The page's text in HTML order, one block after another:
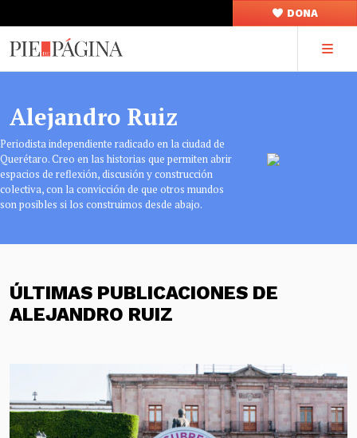
DONA
Alejandro Ruiz
Periodista independiente radicado en la ciudad de
Querétaro. Creo en las historias que permiten abrir
espacios de reflexión, discusión y construcción
colectiva, con la convicción de que otros mundos
son posibles si los construimos desde abajo.
ÚLTIMAS PUBLICACIONES DE
ALEJANDRO RUIZ